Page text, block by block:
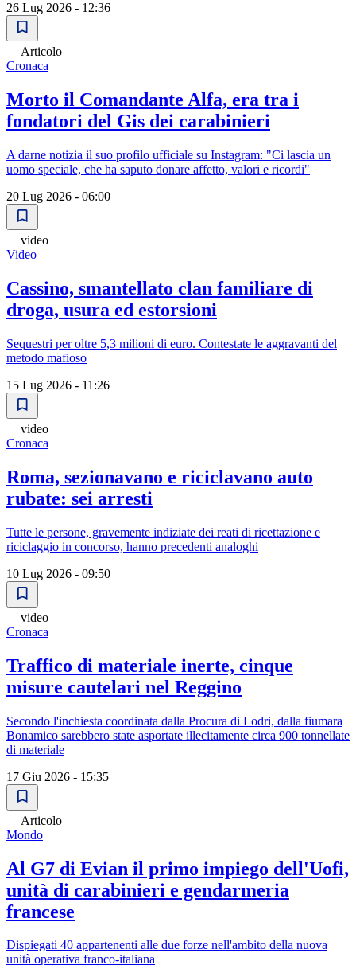
26 Lug 2026 - 12:36
Articolo
Cronaca
Morto il Comandante Alfa, era tra i
fondatori del Gis dei carabinieri
A darne notizia il suo profilo ufficiale su Instagram: "Ci lascia un
uomo speciale, che ha saputo donare affetto, valori e ricordi"
20 Lug 2026 - 06:00
video
Video
Cassino, smantellato clan familiare di
droga, usura ed estorsioni
Sequestri per oltre 5,3 milioni di euro. Contestate le aggravanti del
metodo mafioso
15 Lug 2026 - 11:26
video
Cronaca
Roma, sezionavano e riciclavano auto
rubate: sei arresti
Tutte le persone, gravemente indiziate dei reati di ricettazione e
riciclaggio in concorso, hanno precedenti analoghi
10 Lug 2026 - 09:50
video
Cronaca
Traffico di materiale inerte, cinque
misure cautelari nel Reggino
Secondo l'inchiesta coordinata dalla Procura di Lodri, dalla fiumara
Bonamico sarebbero state asportate illecitamente circa 900 tonnellate
di materiale
17 Giu 2026 - 15:35
Articolo
Mondo
Al G7 di Evian il primo impiego dell'Uofi,
unità di carabinieri e gendarmeria
francese
Dispiegati 40 appartenenti alle due forze nell'ambito della nuova
unità operativa franco-italiana